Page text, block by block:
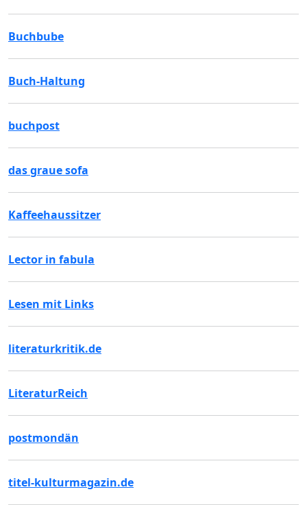
Buchbube
Buch-Haltung
buchpost
das graue sofa
Kaffeehaussitzer
Lector in fabula
Lesen mit Links
literaturkritik.de
LiteraturReich
postmondän
titel-kulturmagazin.de